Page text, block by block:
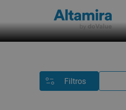
Filtros